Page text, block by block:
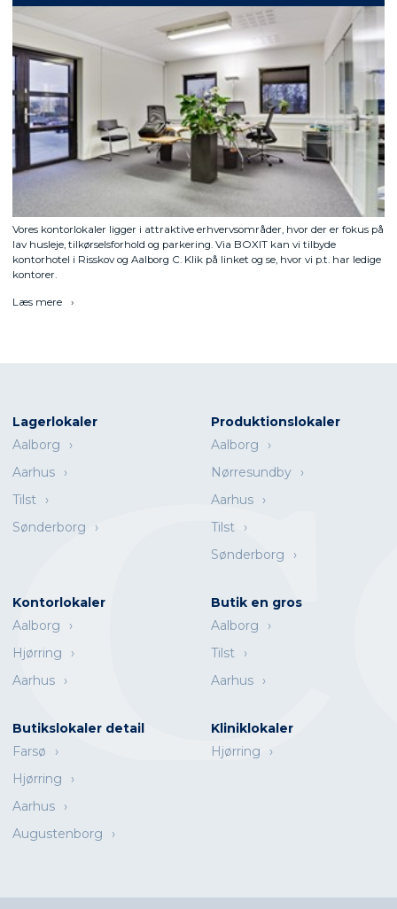
Vores kontorlokaler ligger i attraktive erhvervsområder, hvor der er fokus på
lav husleje, tilkørselsforhold og parkering. Via BOXIT kan vi tilbyde
kontorhotel i Risskov og Aalborg C. Klik på linket og se, hvor vi p.t. har ledige
kontorer.
Læs mere
Lagerlokaler
Aalborg
Aarhus
Tilst
Sønderborg
Produktionslokaler
Aalborg
Nørresundby
Aarhus
Tilst
Sønderborg
Kontorlokaler
Aalborg
Hjørring
Aarhus
Butik en gros
Aalborg
Tilst
Aarhus
Butikslokaler detail
Farsø
Hjørring
Aarhus
Augustenborg
Kliniklokaler
Hjørring